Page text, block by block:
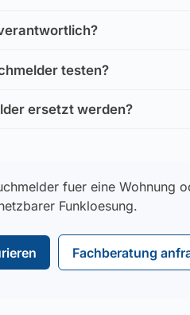
testen?
ersetzt werden?
fuer eine Wohnung
Funkloesung.
Fachberatung